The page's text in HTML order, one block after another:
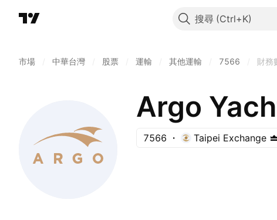
搜尋
市場 中華台灣 股票 運輸 其他運輸 7566 財務
Argo
7566 Taipei Exchange